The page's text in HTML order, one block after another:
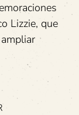
Lizzie, que